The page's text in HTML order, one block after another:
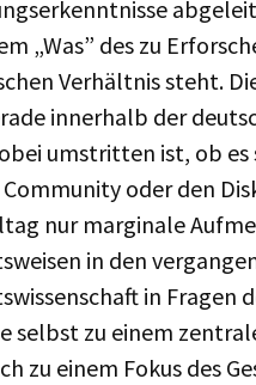
„Was” des zu
Verhältnis steht.
innerhalb der
umstritten ist, ob
oder den
nur marginale
in den
in Fragen
selbst zu einem
zu einem Fokus des